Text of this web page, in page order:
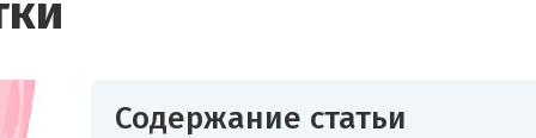
Содержание статьи